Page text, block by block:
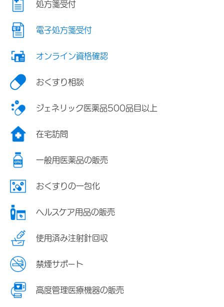
処方箋受付
電子処方箋受付
オンライン資格確認
おくすり相談
ジェネリック医薬品500品目以上
在宅訪問
一般用医薬品の販売
おくすりの一包化
ヘルスケア用品の販売
使用済み注射針回収
禁煙サポート
高度管理医療機器の販売